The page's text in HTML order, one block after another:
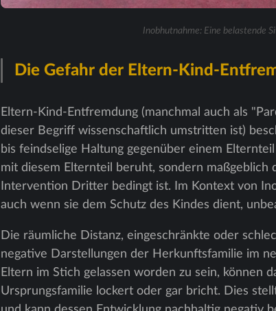
Inobhutnahme: Eine belastende
Die Gefahr der Eltern-Kind-
Eltern-Kind-Entfremdung (manchmal auch als
dieser Begriff wissenschaftlich umstritten ist)
bis feindselige Haltung gegenüber einem
mit diesem Elternteil beruht, sondern
Intervention Dritter bedingt ist. Im Kontext von
auch wenn sie dem Schutz des Kindes dient,
Die räumliche Distanz, eingeschränkte oder
negative Darstellungen der Herkunftsfamilie im
Eltern im Stich gelassen worden zu sein, können
Ursprungsfamilie lockert oder gar bricht. Dies